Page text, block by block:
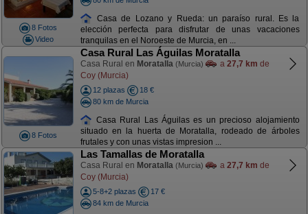
8 Fotos
Video
Casa de Lozano y Rueda: un paraíso rural. Es la
elección perfecta para disfrutar de unas vacaciones
tranquilas en el Noroeste de Murcia, en ...
8 Fotos
Casa Rural Las Águilas Moratalla
Casa Rural en Moratalla (Murcia) a 27,7 km de
Coy (Murcia)
12 plazas
18 €
80 km de Murcia
Casa Rural Las Águilas es un precioso alojamiento
situado en la huerta de Moratalla, rodeado de árboles
frutales y con unas vistas impresion ...
Las Tamallas de Moratalla
Casa Rural en Moratalla (Murcia) a 27,7 km de
Coy (Murcia)
5-8+2 plazas
17 €
84 km de Murcia